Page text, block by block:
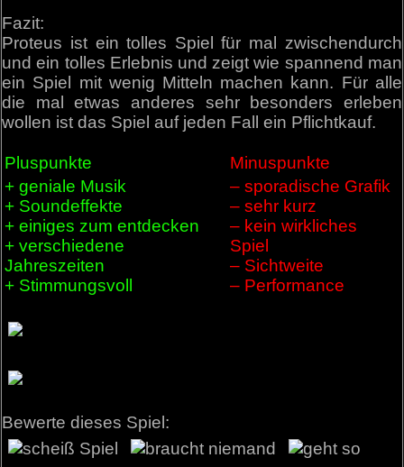
Fazit:
Proteus ist ein tolles Spiel für mal zwischendurch
und ein tolles Erlebnis und zeigt wie spannend man
ein Spiel mit wenig Mitteln machen kann. Für alle
die mal etwas anderes sehr besonders erleben
wollen ist das Spiel auf jeden Fall ein Pflichtkauf.
Pluspunkte
Minuspunkte
+ geniale Musik
+ Soundeffekte
+ einiges zum entdecken
+ verschiedene
Jahreszeiten
+ Stimmungsvoll
– sporadische Grafik
– sehr kurz
– kein wirkliches
Spiel
– Sichtweite
– Performance
Bewerte dieses Spiel: